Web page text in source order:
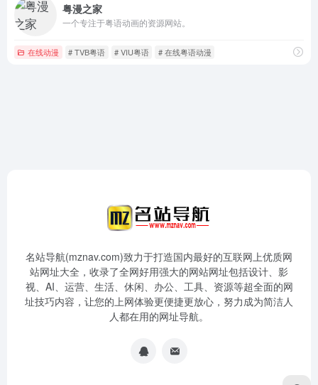
粤漫之家
一个专注于粤语动画的资源网站。
在线动漫 # TVB粤语 # VIU粤语 # 在线粤语动漫
名站导航(mznav.com)致力于打造国内最好的互联网上优质网
站网址大全，收录了全网好用强大的网站网址包括设计、影
视、AI、运营、生活、休闲、办公、工具、资源等超全面的网
址技巧内容，让您的上网体验更便捷更放心，努力成为简洁人
人都在用的网址导航。